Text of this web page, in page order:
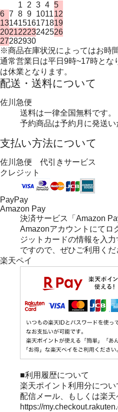
1
2 3 4 5
6 7 8 9 101112
13141516171819
20212223242526
27282930
※商品在庫状況によってはお時
通常営業日は平日9時~17時とな
は休業となります。
配送・送料について
佐川急便
送料は一律全国無料です。
予約商品は予約月に発送い
支払い方法について
佐川急便 代引きサービス
クレジット
PayPay
Amazon Pay
決済サービス「Amazon
Amazonアカウントにてロ
ジットカードの情報を入
ですので、ぜひご利用くだ
楽天ペイ
■利用履歴について
楽天ポイント利用分につ
配信メール、もしくは楽天
https://